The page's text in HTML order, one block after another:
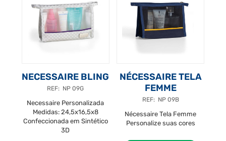
NECESSAIRE BLING
REF: NP 09G
Necessaire Personalizada
Medidas: 24,5x16,5x8
Confeccionada em Sintético
3D
NÉCESSAIRE TELA
FEMME
REF: NP 09B
Nécessaire Tela Femme
Personalize suas cores